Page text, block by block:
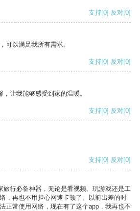
支持[0] 反对[0]
可以满足我所有需求。
支持[0] 反对[0]
让我能够感受到家的温暖。
支持[0] 反对[0]
支持[0] 反对[0]
旅行必备神器，无论是看视频、玩游戏还是工
，再也不用担心网速卡顿了。以前出差的时
正常使用网络，现在有了这个app，我再也不